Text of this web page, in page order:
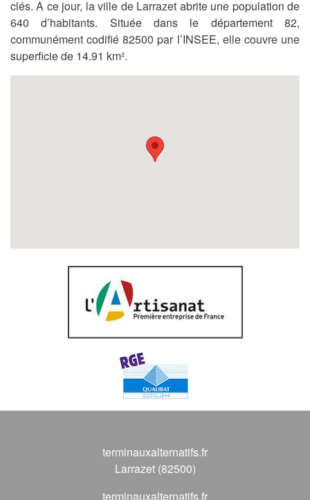
clés. A ce jour, la ville de Larrazet abrite une population de
640 d’habitants. Située dans le département 82,
communément codifié 82500 par l’INSEE, elle couvre une
superficie de 14.91 km².
terminauxalternatifs.fr
Larrazet (82500)
terminauxalternatifs.fr